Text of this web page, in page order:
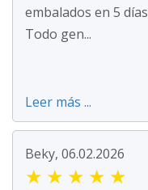
embalados en 5
Todo gen...
Leer más ...
Beky, 06.02.2026
★ ★ ★ ★ ★